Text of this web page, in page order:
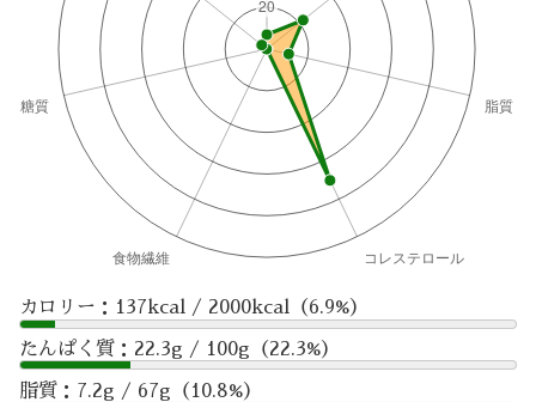
カロリー：137kcal / 2000kcal（6.9%）
たんぱく質：22.3g / 100g（22.3%）
脂質：7.2g / 67g（10.8%）